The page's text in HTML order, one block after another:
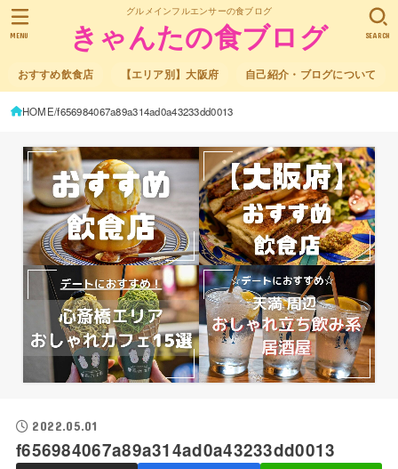
グルメインフルエンサーの食ブログ
きゃんたの食ブログ
おすすめ飲食店 【エリア別】大阪府 自己紹介・ブログについて
SEARCH
MENU
HOME f656984067a89a314ad0a43233dd0013
2022.05.01
f656984067a89a314ad0a43233dd0013